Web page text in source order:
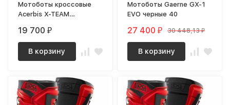
Мотоботы кроссовые
Acerbis X-TEAM
19 700₽
В корзину
Мотоботы Gaerne GX-1
EVO черные 40
27 400₽ 30 448,13₽
В корзину